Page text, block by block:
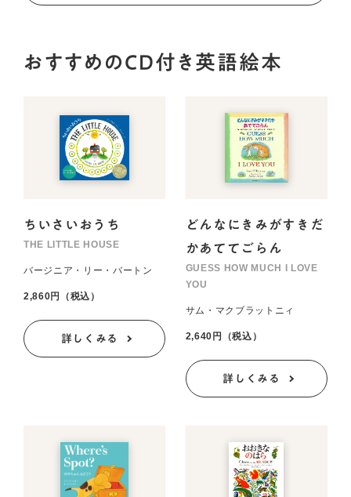
おすすめのCD付き英語絵本
ちいさいおうち
THE LITTLE HOUSE
バージニア・リー・バートン
2,860円（税込）
詳しくみる
どんなにきみがすきだ
かあててごらん
GUESS HOW MUCH I LOVE
YOU
サム・マクブラットニィ
2,640円（税込）
詳しくみる